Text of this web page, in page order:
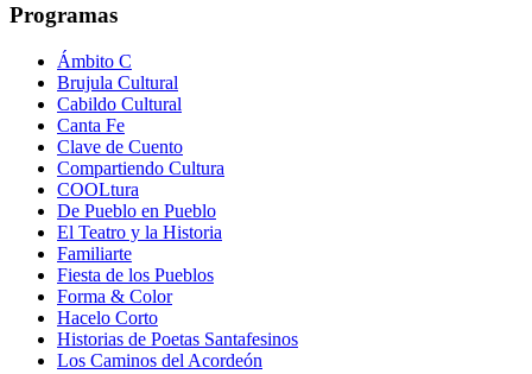
Programas
Ámbito C
Brujula Cultural
Cabildo Cultural
Canta Fe
Clave de Cuento
Compartiendo Cultura
COOLtura
De Pueblo en Pueblo
El Teatro y la Historia
Familiarte
Fiesta de los Pueblos
Forma & Color
Hacelo Corto
Historias de Poetas Santafesinos
Los Caminos del Acordeón